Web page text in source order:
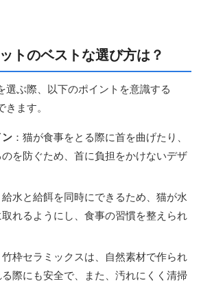
トのベストな選び方は？
選ぶ際、以下のポイントを意識する
きます。
ン ：猫が食事をとる際に首を曲げたり、
を防ぐため、首に負担をかけないデザ
給水と給餌を同時にできるため、猫が水
れるようにし、食事の習慣を整えられ
竹枠セラミックスは、自然素材で作られ
際にも安全で、また、汚れにくく清掃